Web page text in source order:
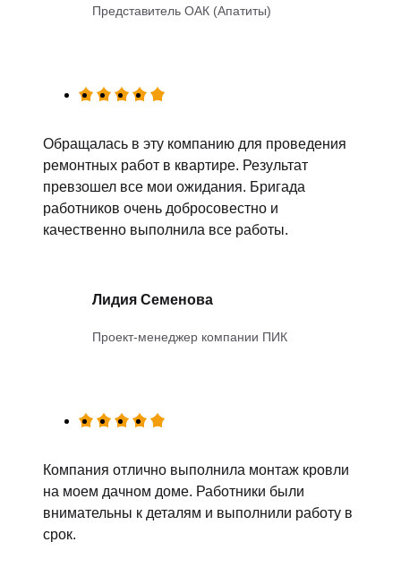
Представитель ОАК (Апатиты)
Обращалась в эту компанию для проведения
ремонтных работ в квартире. Результат
превзошел все мои ожидания. Бригада
работников очень добросовестно и
качественно выполнила все работы.
Лидия Семенова
Проект-менеджер компании ПИК
Компания отлично выполнила монтаж кровли
на моем дачном доме. Работники были
внимательны к деталям и выполнили работу в
срок.